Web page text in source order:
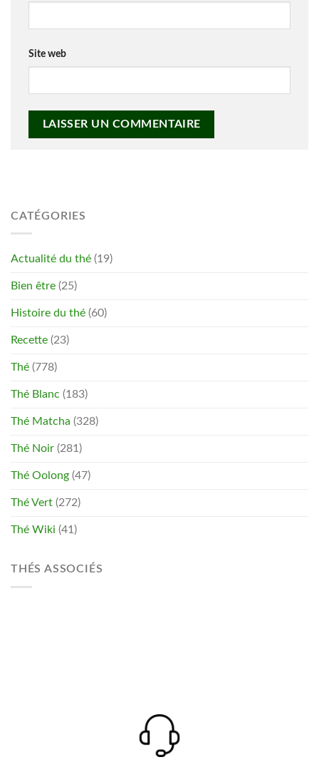
Site web
CATÉGORIES
Actualité du thé (19)
Bien être (25)
Histoire du thé (60)
Recette (23)
Thé (778)
Thé Blanc (183)
Thé Matcha (328)
Thé Noir (281)
Thé Oolong (47)
Thé Vert (272)
Thé Wiki (41)
THÉS ASSOCIÉS